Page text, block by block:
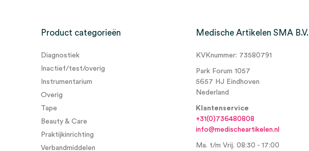
Product categorieën
Diagnostiek
Inactief/test/overig
Instrumentarium
Overig
Tape
Beauty & Care
Praktijkinrichting
Verbandmiddelen
Medische Artikelen SMA B.V.
KVKnummer: 73580791
Park Forum 1057
5657 HJ Eindhoven
Nederland
Klantenservice
+31(0)736480808
info@medischeartikelen.nl
Ma. t/m Vrij. 08:30 - 17:00